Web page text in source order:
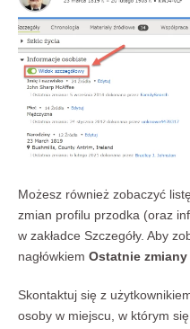
Możesz również zobaczyć
zmian profilu przodka (oraz
w zakładce Szczegóły. Aby
nagłówkiem Ostatnie zmiany
Skontaktuj się z
osoby w miejscu, w którym